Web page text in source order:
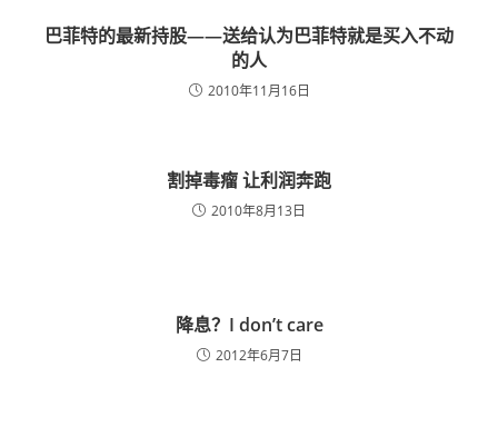
巴菲特的最新持股——送给认为巴菲特就是买入不动
的人
2010年11月16日
割掉毒瘤 让利润奔跑
2010年8月13日
降息？I don’t care
2012年6月7日